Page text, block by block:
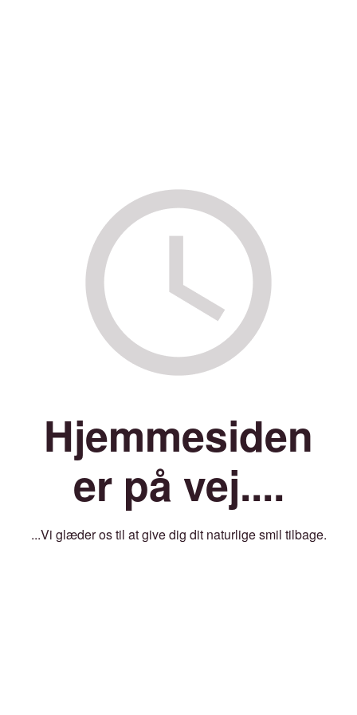
Hjemmesiden
er på vej....
...Vi glæder os til at give dig dit naturlige smil tilbage.